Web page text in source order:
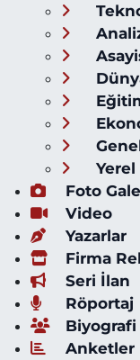
Foto
Video
Yazarlar
Firma
Seri İlan
Röportaj
Biyografi
Anketler